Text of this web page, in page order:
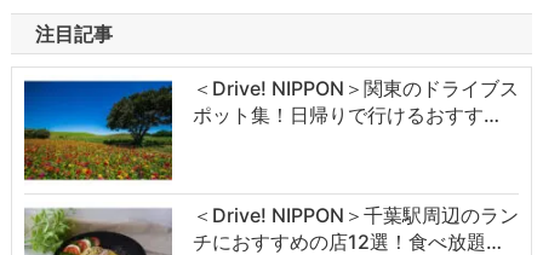
注目記事
＜Drive! NIPPON＞関東のドライブス
ポット集！日帰りで行けるおすす…
＜Drive! NIPPON＞千葉駅周辺のラン
チにおすすめの店12選！食べ放題…